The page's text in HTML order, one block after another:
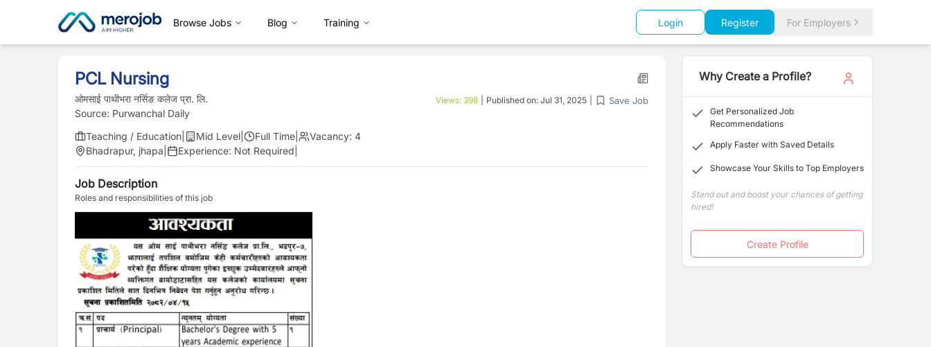
Browse Jobs Blog Training Login Register For Employers
PCL Nursing
ओमसाई पाथीभरा नर्सिङ कलेज प्रा. लि.
Source: Purwanchal Daily
Views: 398 Published on: Jul 31, 2025 Save Job
Teaching / Education Mid Level Full Time Vacancy: 4
Bhadrapur, jhapa
Experience: Not Required
Job Description
Roles and responsibilities of this job
Why Create a Profile?
Get Personalized Job
Recommendations
Apply Faster with Saved Details
Showcase Your Skills to Top Employers
Stand out and boost your chances of getting
hired!
Create Profile